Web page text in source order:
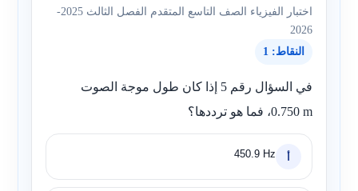
اختبار الفيزياء الصف التاسع المتقدم الفصل الثالث 2025-
2026
النقاط: 1
في السؤال رقم 5 إذا كان طول موجة الصوت
0.750 m، فما هو ترددها؟
450.9 Hz